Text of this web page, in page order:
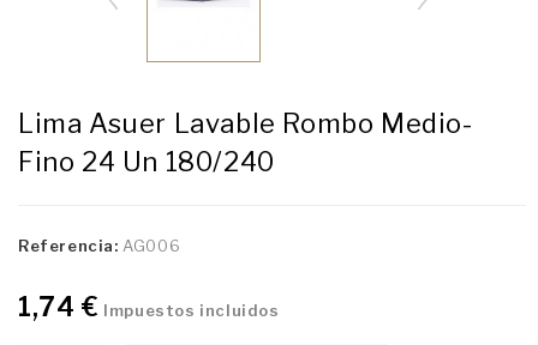
Lima Asuer Lavable Rombo Medio-
Fino 24 Un 180/240
Referencia: AG006
1,74 € Impuestos incluidos